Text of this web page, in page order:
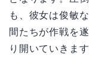
も、彼女は俊敏
間たちが作戦を
り開いていきます